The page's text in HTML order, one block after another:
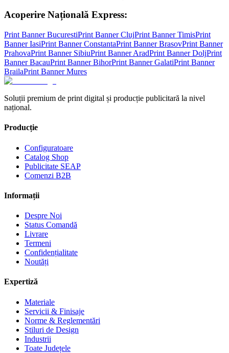
Acoperire Națională Express:
Print BannerBucurestiPrint BannerClujPrint BannerTimisPrint
BannerIasiPrint BannerConstantaPrint BannerBrasovPrint Banner
PrahovaPrint Banner SibiuPrint BannerAradPrint BannerDoljPrint
BannerBacauPrint BannerBihorPrint BannerGalatiPrint Banner
BrailaPrint BannerMures
Soluții premium de print digital și producție publicitară la nivel
național.
Producție
Configuratoare
Catalog Shop
Publicitate SEAP
Comenzi B2B
Informații
Despre Noi
Status Comandă
Livrare
Termeni
Confidențialitate
Noutăți
Expertiză
Materiale
Servicii & Finisaje
Norme & Reglementări
Stiluri de Design
Industrii
Toate Județele